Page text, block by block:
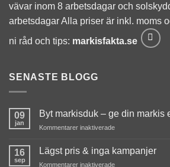
vävar inom 8 arbetsdagar och
arbetsdagar Alla priser är inkl. moms
ni råd och tips: markisfakta.se
SENASTE BLOGG
09
jan
Byt markisduk – ge din markis
Kommentarer inaktiveradeför
16
sep
Lägst pris & inga kampanjer
Kommentarer inaktiveradeför